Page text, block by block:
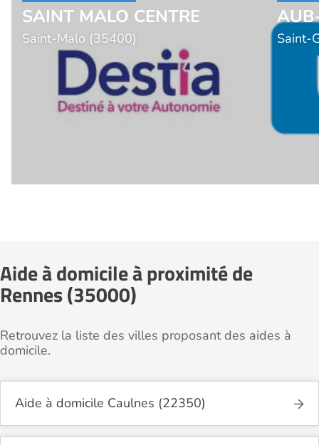
SAINT MALO CENTRE
Saint-Malo (35400) Saint-
Aide à domicile à proximité de
Rennes (35000)
Retrouvez la liste des villes proposant des aides à
domicile.
Aide à domicile Caulnes (22350)